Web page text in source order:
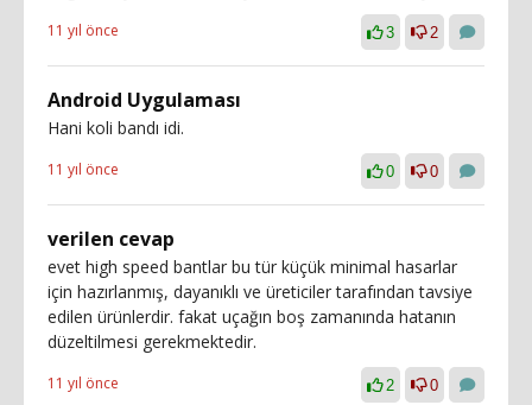
11 yıl önce 3 2
Android Uygulaması
Hani koli bandı idi.
11 yıl önce 0 0
verilen cevap
evet high speed bantlar bu tür küçük minimal hasarlar
için hazırlanmış, dayanıklı ve üreticiler tarafından tavsiye
edilen ürünlerdir. fakat uçağın boş zamanında hatanın
düzeltilmesi gerekmektedir.
11 yıl önce 2 0